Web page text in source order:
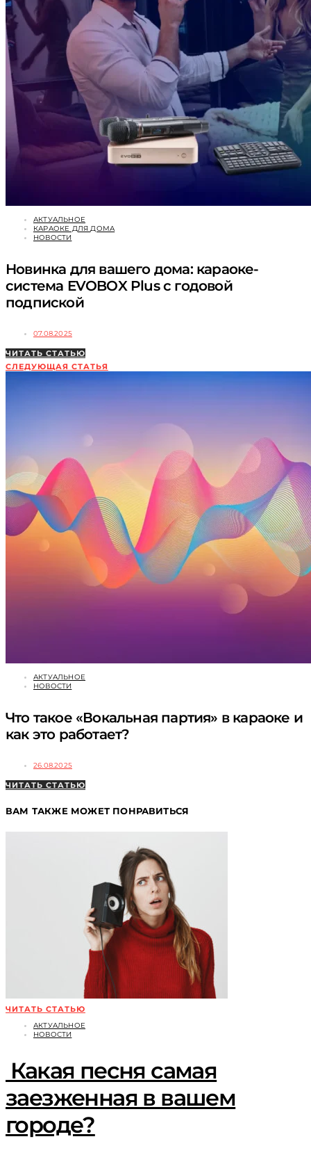
АКТУАЛЬНОЕ
КАРАОКЕ ДЛЯ ДОМА
НОВОСТИ
Новинка для вашего дома: караоке-
система EVOBOX Plus с годовой
подпиской
07.08.2025
ЧИТАТЬ СТАТЬЮ
СЛЕДУЮЩАЯ СТАТЬЯ
АКТУАЛЬНОЕ
НОВОСТИ
Что такое «Вокальная партия» в караоке и
как это работает?
26.08.2025
ЧИТАТЬ СТАТЬЮ
ВАМ ТАКЖЕ МОЖЕТ ПОНРАВИТЬСЯ
ЧИТАТЬ СТАТЬЮ
АКТУАЛЬНОЕ
НОВОСТИ
Какая песня самая
заезженная в вашем
городе?